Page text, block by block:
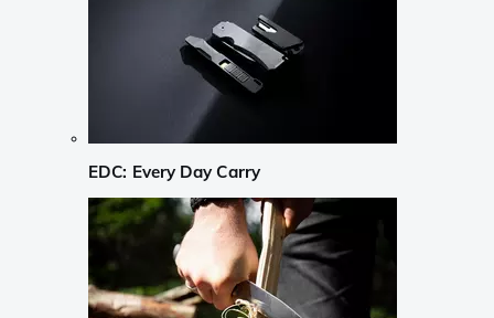
EDC: Every Day Carry